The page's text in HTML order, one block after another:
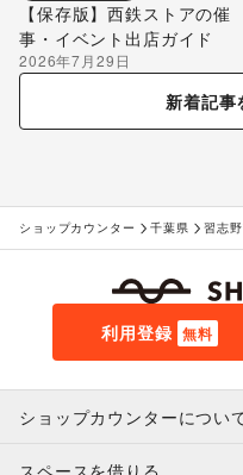
【保存版】西鉄ストアの催
事・イベント出店ガイド
2026年7月29日
新着記事
ショップカウンター 千葉県 習志
利用登録 無料
ショップカウンターについ